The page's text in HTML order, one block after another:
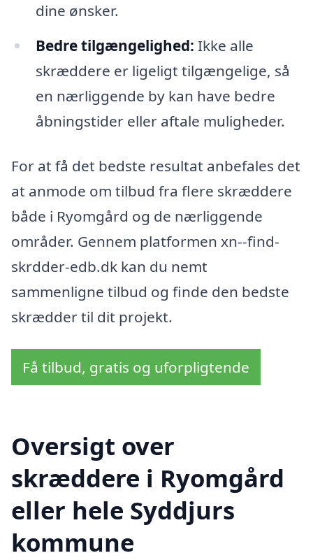
dine ønsker.
Bedre tilgængelighed: Ikke alle
skræddere er ligeligt tilgængelige, så
en nærliggende by kan have bedre
åbningstider eller aftale muligheder.
For at få det bedste resultat anbefales det
at anmode om tilbud fra flere skræddere
både i Ryomgård og de nærliggende
områder. Gennem platformen xn--find-
skrdder-edb.dk kan du nemt
sammenligne tilbud og finde den bedste
skrædder til dit projekt.
Få tilbud, gratis og uforpligtende
Oversigt over
skræddere i Ryomgård
eller hele Syddjurs
kommune